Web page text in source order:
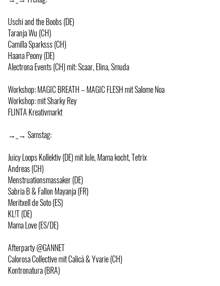
Uschi and the Boobs (DE)
Taranja Wu (CH)
Camilla Sparksss (CH)
Haana Peony (DE)
Alectrona Events (CH) mit: Scaar, Elina, Smuda
Workshop: MAGIC BREATH – MAGIC FLESH mit Salome Noa
Workshop: mit Sharky Rey
FLINTA Kreativmarkt
→_→ Samstag:
Juicy Loops Kollektiv (DE) mit Jule, Mama kocht, Tetrix
Andreas (CH)
Menstruationsmassaker (DE)
Sabria B & Fallon Mayanja (FR)
Meritxell de Soto (ES)
KL!T (DE)
Mama Love (ES/DE)
Afterparty @GANNET
Calorosa Collective mit Calicà & Yvarie (CH)
Kontronatura (BRA)